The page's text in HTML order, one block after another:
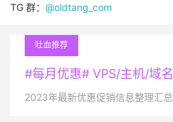
TG 群： @oldtang_com
吐血推荐
#每月优惠# VPS/主机/域名
2023年最新优惠促销信息整理汇总